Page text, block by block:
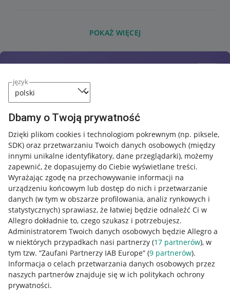
język
Dbamy o Twoją prywatność
Dzięki plikom cookies i technologiom pokrewnym (np. piksele,
SDK) oraz przetwarzaniu Twoich danych osobowych (między
innymi unikalne identyfikatory, dane przeglądarki), możemy
zapewnić, że dopasujemy do Ciebie wyświetlane treści.
Wyrażając zgodę na przechowywanie informacji na
urządzeniu końcowym lub dostęp do nich i przetwarzanie
danych (w tym w obszarze profilowania, analiz rynkowych i
statystycznych) sprawiasz, że łatwiej będzie odnaleźć Ci w
Allegro dokładnie to, czego szukasz i potrzebujesz.
Administratorem Twoich danych osobowych będzie Allegro a
w niektórych przypadkach nasi partnerzy (17 partnerów), w
tym tzw. “Zaufani Partnerzy IAB Europe” (9 partnerów).
Informacja o celach przetwarzania danych osobowych przez
naszych partnerów znajduje się w ich politykach ochrony
prywatności.
POKAŻ WIĘCEJ
Przydatne informacje
Jak to działa